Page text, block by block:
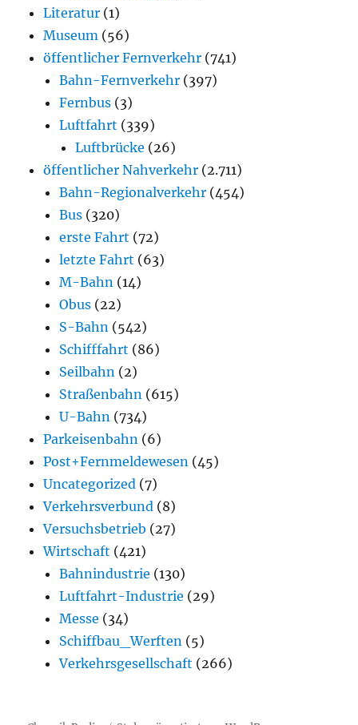
Literatur (1)
Museum (56)
öffentlicher Fernverkehr (741)
Bahn-Fernverkehr (397)
Fernbus (3)
Luftfahrt (339)
Luftbrücke (26)
öffentlicher Nahverkehr (2.711)
Bahn-Regionalverkehr (454)
Bus (320)
erste Fahrt (72)
letzte Fahrt (63)
M-Bahn (14)
Obus (22)
S-Bahn (542)
Schifffahrt (86)
Seilbahn (2)
Straßenbahn (615)
U-Bahn (734)
Parkeisenbahn (6)
Post+Fernmeldewesen (45)
Uncategorized (7)
Verkehrsverbund (8)
Versuchsbetrieb (27)
Wirtschaft (421)
Bahnindustrie (130)
Luftfahrt-Industrie (29)
Messe (34)
Schiffbau_Werften (5)
Verkehrsgesellschaft (266)